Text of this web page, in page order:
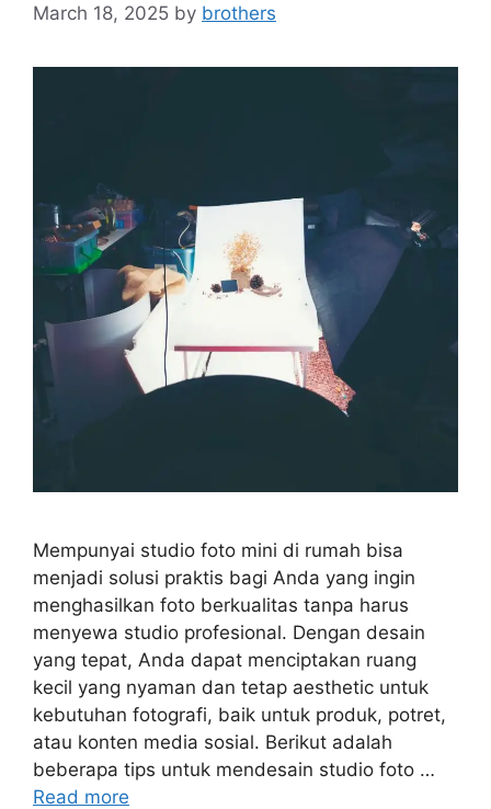
March 18, 2025 by brothers
Mempunyai studio foto mini di rumah bisa
menjadi solusi praktis bagi Anda yang ingin
menghasilkan foto berkualitas tanpa harus
menyewa studio profesional. Dengan desain
yang tepat, Anda dapat menciptakan ruang
kecil yang nyaman dan tetap aesthetic untuk
kebutuhan fotografi, baik untuk produk, potret,
atau konten media sosial. Berikut adalah
beberapa tips untuk mendesain studio foto …
Read more